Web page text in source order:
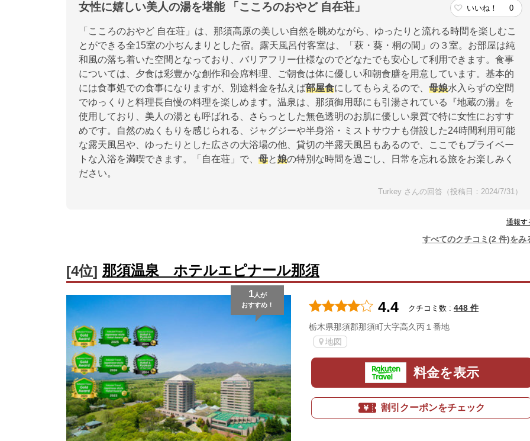
女性に嬉しい美人の湯を堪能 「こころのおやど 自在荘」 いいね！ 0
「こころのおやど 自在荘」は、那須高原の美しい自然を眺めながら、ゆったりと流れる時間を楽しむこ
とができる全15室の小ぢんまりとした宿。露天風呂付客室は、「萩・葵・桐の間」の３室。お部屋は純
和風の落ち着いた空間となっており、バリアフリー仕様なのでどなたでも安心して利用できます。食事
については、夕食は彩豊かな創作和会席料理、ご朝食は体に優しい和朝食膳を用意しています。基本的
には食事処での食事になりますが、別途料金を払えば部屋食にしてもらえるので、 母娘水入らずの空間
でゆっくりと料理長自慢の料理を楽しめます。温泉は、那須御用邸にも引湯されている『地蔵の湯』を
使用しており、美人の湯とも呼ばれる、さらっとした無色透明のお肌に優しい泉質で特に女性におすす
めです。自然のぬくもりを感じられる、ジャグジーや半身浴・ミストサウナも併設した24時間利用可能
な露天風呂や、ゆったりとした広さの大浴場の他、貸切の半露天風呂もあるので、ここでもプライベー
トな入浴を満喫できます。「自在荘」で、 母と娘の特別な時間を過ごし、日常を忘れる旅をお楽しみく
ださい。
Turkey さんの回答（投稿日：2024/7/31）
通報す
すべてのクチコミ(2 件)をみ
[4位] 那須温泉 ホテルエピナール那須
1人が
おすすめ！
4.4 クチコミ数 : 448 件
栃木県那須郡那須町大字高久丙１番地
地図
料金を表示
割引クーポンをチェック